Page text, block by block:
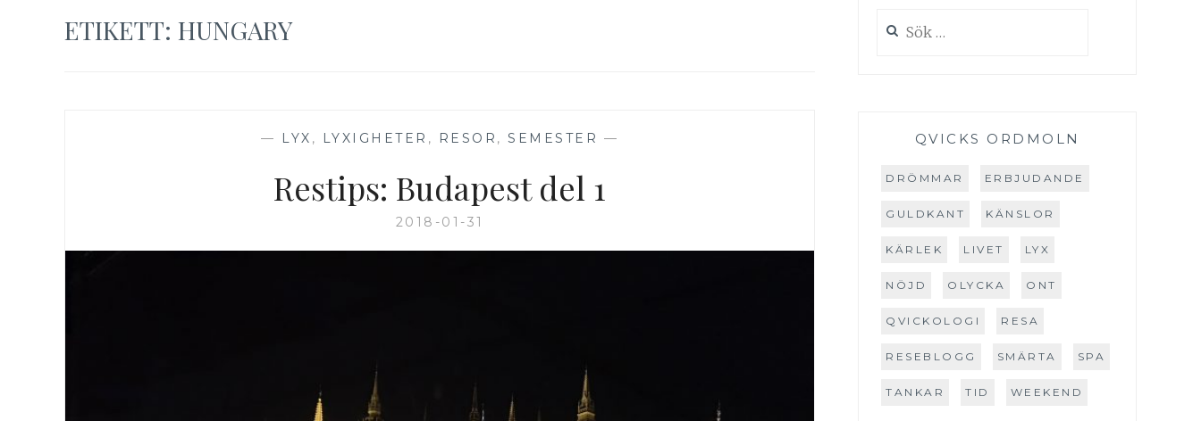
ETIKETT: HUNGARY
— LYX , LYXIGHETER , RESOR , SEMESTER —
Restips: Budapest del 1
2018-01-31
efter:
QVICKS ORDMOLN
DRÖMMAR ERBJUDANDE
GULDKANT KÄNSLOR
KÄRLEK LIVET LYX
NÖJD OLYCKA ONT
QVICKOLOGI RESA
RESEBLOGG SMÄRTA SPA
TANKAR TID WEEKEND